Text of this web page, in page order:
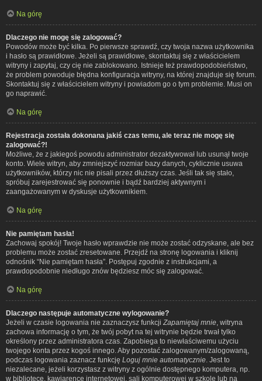
Na górę
Dlaczego nie mogę się zalogować?
Powodów może być kilka. Po pierwsze sprawdź, czy twoja nazwa użytkownika
i hasło są prawidłowe. Jeżeli są prawidłowe, skontaktuj się z właścicielem
witryny i zapytaj, czy cię nie zablokowano. Istnieje też prawdopodobieństwo,
że problem powoduje błędna konfiguracja witryny, na której znajduje się forum.
Skontaktuj się z właścicielem witryny i powiadom go o tym problemie. Musi on
go naprawić.
Na górę
Rejestracja została dokonana jakiś czas temu, ale teraz nie mogę się
zalogować?!
Możliwe, że z jakiegoś powodu administrator dezaktywował lub usunął twoje
konto. Wiele witryn, aby zmniejszyć rozmiar bazy danych, cyklicznie usuwa
użytkowników, którzy nic nie pisali przez dłuższy czas. Jeśli tak się stało,
spróbuj zarejestrować się ponownie i bądź bardziej aktywnym i
zaangażowanym w dyskusje użytkownikiem.
Na górę
Nie pamiętam hasła!
Zachowaj spokój! Twoje hasło wprawdzie nie może zostać odzyskane, ale bez
problemu może zostać zresetowane. Przejdź na stronę logowania i kliknij
odnośnik “Nie pamiętam hasła”. Postępuj zgodnie z instrukcjami, a
prawdopodobnie niedługo znów będziesz móc się zalogować.
Na górę
Dlaczego następuje automatyczne wylogowanie?
Jeżeli w czasie logowania nie zaznaczysz funkcji Zapamiętaj mnie , witryna
zachowa informację o tym, że twój pobyt na tej witrynie będzie trwał tylko
określony przez administratora czas. Zapobiega to niewłaściwemu użyciu
twojego konta przez kogoś innego. Aby pozostać zalogowanym/zalogowaną,
podczas logowania zaznacz funkcję Loguj mnie automatycznie . Jest to
niezalecane, jeżeli korzystasz z witryny z ogólnie dostępnego komputera, np.
w bibliotece, kawiarence internetowej, sali komputerowej w szkole lub na